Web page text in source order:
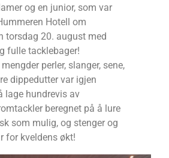
og en junior, som var
Hotell om
torsdag 20. august med
fulle tacklebager!
perler, slanger, sene,
dippedutter var igjen
lage hundrevis av
beregnet på å lure
som mulig, og stenger og
for kveldens økt!